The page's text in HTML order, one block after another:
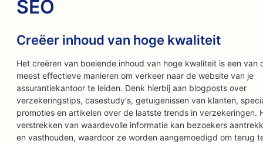
SEO
Creëer inhoud van hoge kwaliteit
Het creëren van boeiende inhoud van hoge kwaliteit is een van
meest effectieve manieren om verkeer naar de website van je
assurantiekantoor te leiden. Denk hierbij aan blogposts over
verzekeringstips, casestudy's, getuigenissen van klanten,
promoties en artikelen over de laatste trends in verzekeringen.
verstrekken van waardevolle informatie kan bezoekers
en vasthouden, waardoor ze worden aangemoedigd om terug